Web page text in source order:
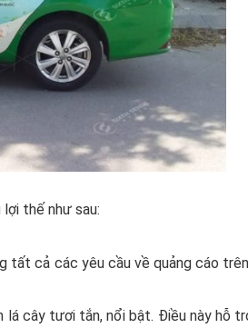
thế như sau:
tất cả các yêu cầu về quảng cáo
lá cây tươi tắn, nổi bật. Điều này hỗ